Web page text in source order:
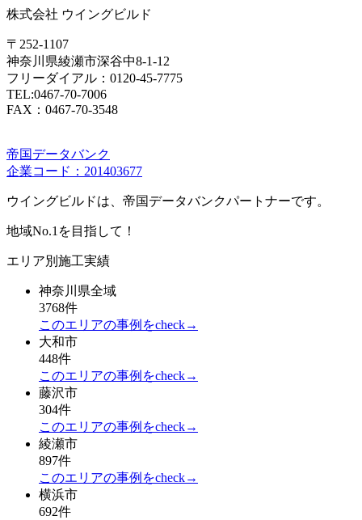
株式会社 ウイングビルド
〒252-1107
神奈川県綾瀬市深谷中8-1-12
フリーダイアル：0120-45-7775
TEL:0467-70-7006
FAX：0467-70-3548
帝国データバンク
企業コード：201403677
ウイングビルドは、帝国データバンクパートナーです。
地域No.1を目指して！
エリア別施工実績
神奈川県全域
3768件
このエリアの事例をcheck→
大和市
448件
このエリアの事例をcheck→
藤沢市
304件
このエリアの事例をcheck→
綾瀬市
897件
このエリアの事例をcheck→
横浜市
692件